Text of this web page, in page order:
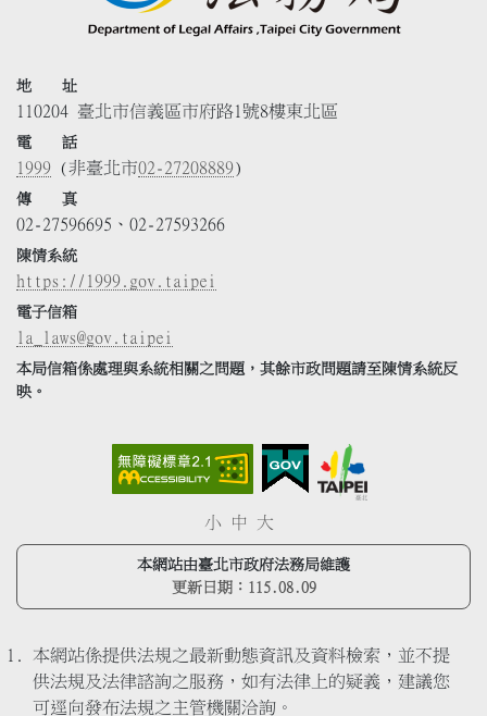
地 址
110204 臺北市信義區市府路1號8樓東北區
電 話
1999 (非臺北市02-27208889)
傳 真
02-27596695、02-27593266
陳情系統
https://1999.gov.taipei
電子信箱
la_laws@gov.taipei
本局信箱係處理與系統相關之問題，其餘市政問題請至陳情系統反
映。
小 中 大
本網站由臺北市政府法務局維護
更新日期： 115.08.09
本網站係提供法規之最新動態資訊及資料檢索，並不提
供法規及法律諮詢之服務，如有法律上的疑義，建議您
可逕向發布法規之主管機關洽詢。